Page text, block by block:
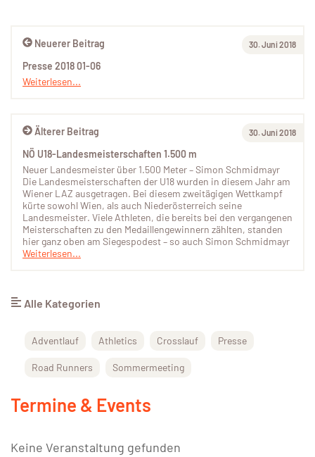
Älterer Beitrag 30. Juni 2018
NÖ U18-Landesmeisterschaften 1.500 m
Neuer Landesmeister über 1.500 Meter – Simon Schmidmayr
Die Landesmeisterschaften der U18 wurden in diesem Jahr am
Wiener LAZ ausgetragen. Bei diesem zweitägigen Wettkampf
kürte sowohl Wien, als auch Niederösterreich seine
Landesmeister. Viele Athleten, die bereits bei den vergangenen
Meisterschaften zu den Medaillengewinnern zählten, standen
hier ganz oben am Siegespodest – so auch Simon Schmidmayr
Weiterlesen...
Neuerer Beitrag 30. Juni 2018
Presse 2018 01-06
Weiterlesen...
Alle Kategorien
Adventlauf Athletics Crosslauf Presse
Road Runners Sommermeeting
Termine & Events
Keine Veranstaltung gefunden